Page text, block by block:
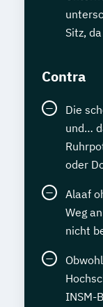
Sitz,
Contra
Die
und…
oder
Alaaf
Weg
nicht
INSM-